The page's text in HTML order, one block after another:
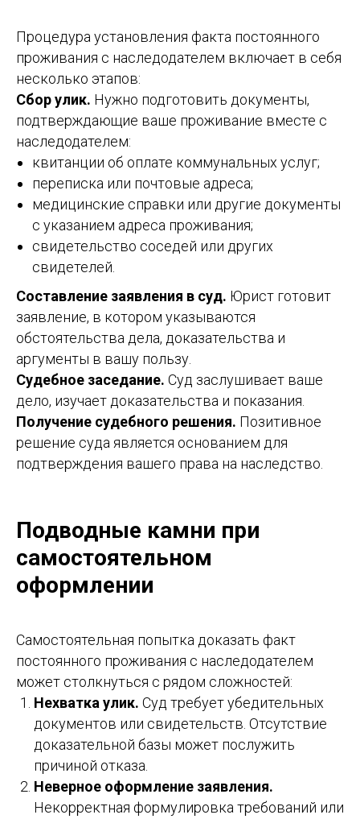
Процедура установления факта постоянного
проживания с наследодателем включает в себя
несколько этапов:
Сбор улик. Нужно подготовить документы,
подтверждающие ваше проживание вместе с
наследодателем:
квитанции об оплате коммунальных услуг;
переписка или почтовые адреса;
медицинские справки или другие документы
с указанием адреса проживания;
свидетельство соседей или других
свидетелей.
Составление заявления в суд. Юрист готовит
заявление, в котором указываются
обстоятельства дела, доказательства и
аргументы в вашу пользу.
Судебное заседание. Суд заслушивает ваше
дело, изучает доказательства и показания.
Получение судебного решения. Позитивное
решение суда является основанием для
подтверждения вашего права на наследство.
Подводные камни при
самостоятельном
оформлении
Самостоятельная попытка доказать факт
постоянного проживания с наследодателем
может столкнуться с рядом сложностей:
Нехватка улик. Суд требует убедительных
документов или свидетельств. Отсутствие
доказательной базы может послужить
причиной отказа.
Неверное оформление заявления.
Некорректная формулировка требований или